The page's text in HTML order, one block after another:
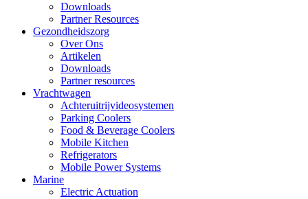
Downloads
Partner Resources
Gezondheidszorg
Over Ons
Artikelen
Downloads
Partner resources
Vrachtwagen
Achteruitrijvideosystemen
Parking Coolers
Food & Beverage Coolers
Mobile Kitchen
Refrigerators
Mobile Power Systems
Marine
Electric Actuation